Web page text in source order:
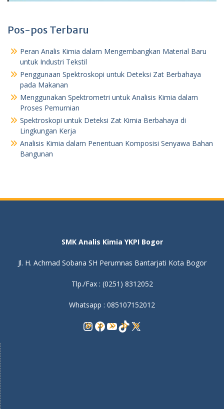
Pos-pos Terbaru
Peran Analis Kimia dalam Mengembangkan Material Baru
untuk Industri Tekstil
Penggunaan Spektroskopi untuk Deteksi Zat Berbahaya
pada Makanan
Menggunakan Spektrometri untuk Analisis Kimia dalam
Proses Pemurnian
Spektroskopi untuk Deteksi Zat Kimia Berbahaya di
Lingkungan Kerja
Analisis Kimia dalam Penentuan Komposisi Senyawa Bahan
Bangunan
SMK Analis Kimia YKPI Bogor
Jl. H. Achmad Sobana SH Perumnas Bantarjati Kota Bogor
Tlp./Fax : (0251) 8312052
Whatsapp : 085107152012
Instagram
Facebook
YouTube
TikTok
X